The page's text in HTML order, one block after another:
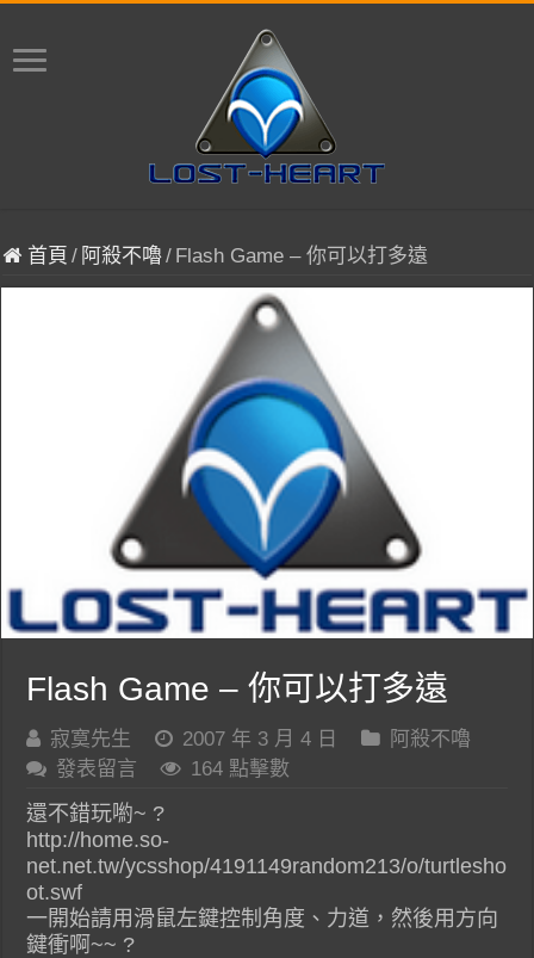
首頁 / 阿殺不嚕/ Flash Game – 你可以打多遠
Flash Game – 你可以打多遠
寂寞先生 2007 年 3 月 4 日
阿殺不嚕
發表留言
164 點擊數
還不錯玩喲~ ?
http://home.so-
net.net.tw/ycsshop/4191149random213/o/turtlesho
ot.swf
一開始請用滑鼠左鍵控制角度、力道，然後用方向
鍵衝啊~~ ?